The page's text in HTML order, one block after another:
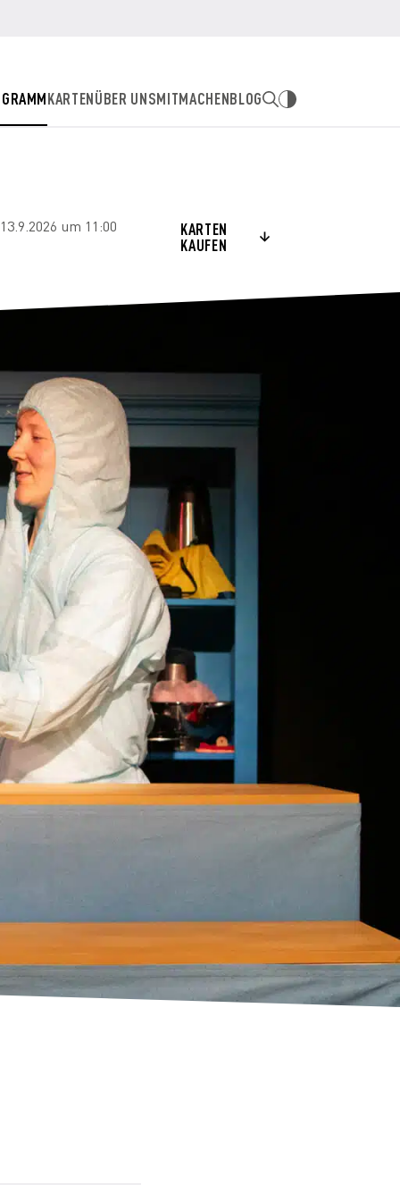
KARTENÜBER UNSMITMACHENBLOG
um 11:00 KARTEN
KAUFEN